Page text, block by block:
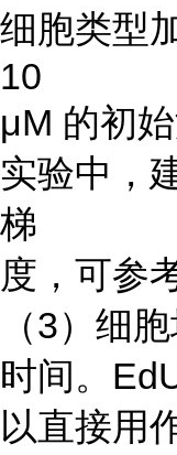
细胞类型
10
μM 的初
实验中，
梯
度，可参
（3）细
时间。
以直接用